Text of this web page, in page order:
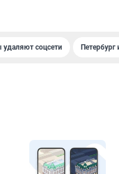
удаляют соцсети